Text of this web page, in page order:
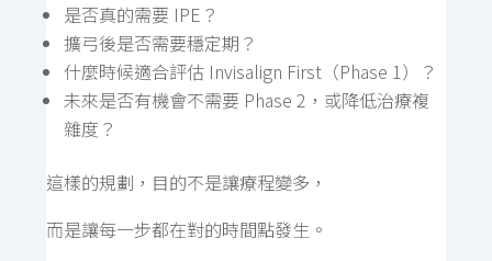
是否真的需要 IPE？
擴弓後是否需要穩定期？
什麼時候適合評估 Invisalign First（Phase 1）？
未來是否有機會不需要 Phase 2，或降低治療複
雜度？
這樣的規劃，目的不是讓療程變多，
而是讓每一步都在對的時間點發生。